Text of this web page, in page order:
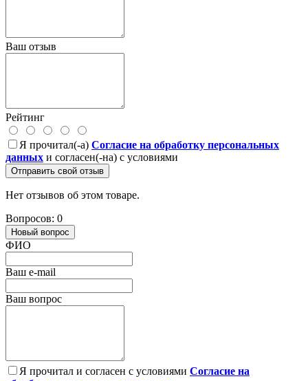
Ваш отзыв
Рейтинг
Я прочитал(-а) Согласие на обработку персональных
данных и согласен(-на) с условиями
Отправить свой отзыв
Нет отзывов об этом товаре.
Вопросов: 0
Новый вопрос
ФИО
Ваш e-mail
Ваш вопрос
Я прочитал и согласен с условиями Согласие на